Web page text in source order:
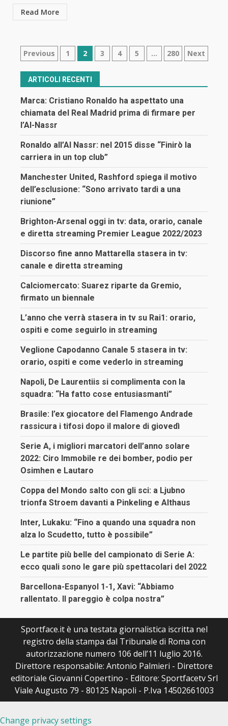
Read More
Navigazione
articoli
Previous 1 2 3 4 5 … 280 Next
ARTICOLI RECENTI
Marca: Cristiano Ronaldo ha aspettato una
chiamata del Real Madrid prima di firmare per
l’Al-Nassr
Ronaldo all’Al Nassr: nel 2015 disse “Finirò la
carriera in un top club”
Manchester United, Rashford spiega il motivo
dell’esclusione: “Sono arrivato tardi a una
riunione”
Brighton-Arsenal oggi in tv: data, orario, canale
e diretta streaming Premier League 2022/2023
Discorso fine anno Mattarella stasera in tv:
canale e diretta streaming
Calciomercato: Suarez riparte da Gremio,
firmato un biennale
L’anno che verrà stasera in tv su Rai1: orario,
ospiti e come seguirlo in streaming
Veglione Capodanno Canale 5 stasera in tv:
orario, ospiti e come vederlo in streaming
Napoli, De Laurentiis si complimenta con la
squadra: “Ha fatto cose entusiasmanti”
Brasile: l’ex giocatore del Flamengo Andrade
rassicura i tifosi dopo il malore di giovedì
Serie A, i migliori marcatori dell’anno solare
2022: Ciro Immobile re dei bomber, podio per
Osimhen e Lautaro
Coppa del Mondo salto con gli sci: a Ljubno
trionfa Stroem davanti a Pinkeling e Althaus
Inter, Lukaku: “Fino a quando una squadra non
alza lo Scudetto, tutto è possibile”
Le partite più belle del campionato di Serie A:
ecco quali sono le gare più spettacolari del 2022
Barcellona-Espanyol 1-1, Xavi: “Abbiamo
rallentato. Il pareggio è colpa nostra”
Sportface.it è una testata giornalistica iscritta nel
registro della stampa dal Tribunale di Roma con
autorizzazione numero 106 dell’11 luglio 2016.
Direttore responsabile: Antonio Palmieri - Direttore
editoriale Giovanni Copertino - Editore: Sportfacetv Srl
Viale Augusto 79 - 80125 Napoli - P.Iva 14502661003
Change privacy settings